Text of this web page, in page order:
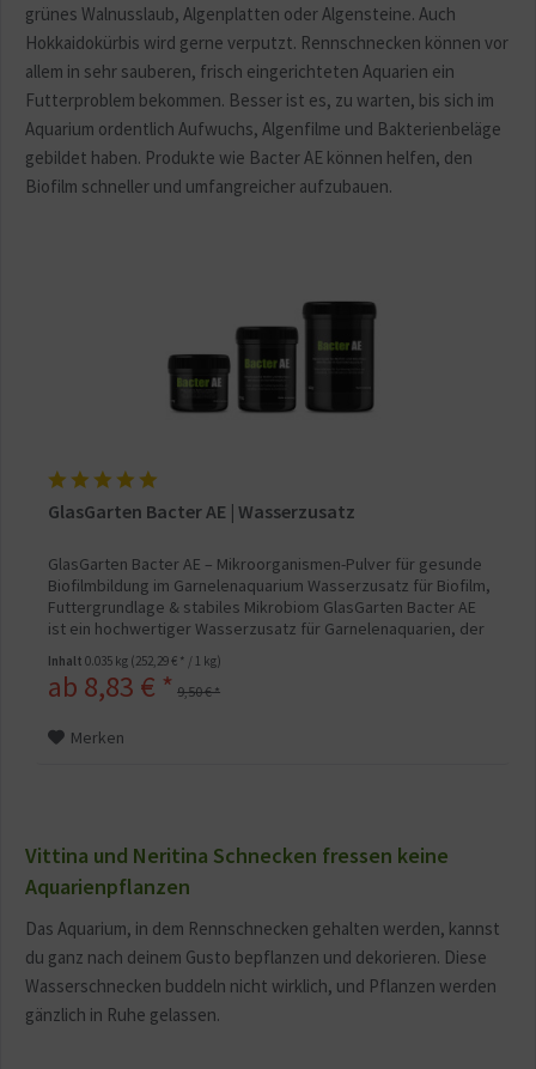
grünes Walnusslaub, Algenplatten oder Algensteine. Auch
Hokkaidokürbis wird gerne verputzt. Rennschnecken können vor
allem in sehr sauberen, frisch eingerichteten Aquarien ein
Futterproblem bekommen. Besser ist es, zu warten, bis sich im
Aquarium ordentlich Aufwuchs, Algenfilme und Bakterienbeläge
gebildet haben. Produkte wie Bacter AE können helfen, den
Biofilm schneller und umfangreicher aufzubauen.
GlasGarten Bacter AE | Wasserzusatz
GlasGarten Bacter AE – Mikroorganismen-Pulver für gesunde
Biofilmbildung im Garnelenaquarium Wasserzusatz für Biofilm,
Futtergrundlage & stabiles Mikrobiom GlasGarten Bacter AE
ist ein hochwertiger Wasserzusatz für Garnelenaquarien, der
Oberflächen im Aquarium fördert. Dieser Biofilm dient...
Inhalt0.035 kg (252,29 € * / 1 kg)
ab 8,83 € * 9,50 € *
Merken
Vittina und Neritina Schnecken fressen keine
Aquarienpflanzen
Das Aquarium, in dem Rennschnecken gehalten werden, kannst
du ganz nach deinem Gusto bepflanzen und dekorieren. Diese
Wasserschnecken buddeln nicht wirklich, und Pflanzen werden
gänzlich in Ruhe gelassen.